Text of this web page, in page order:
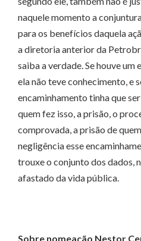
naquele momento a
para os benefícios daquela
a diretoria anterior da
saiba a verdade. Se houve
ela não teve conhecimento, e
encaminhamento tinha que
quem fez isso, a prisão, o
comprovada, a prisão de
negligência esse
trouxe o conjunto dos dados,
afastado da vida pública.
Sobre nomeação Nestor